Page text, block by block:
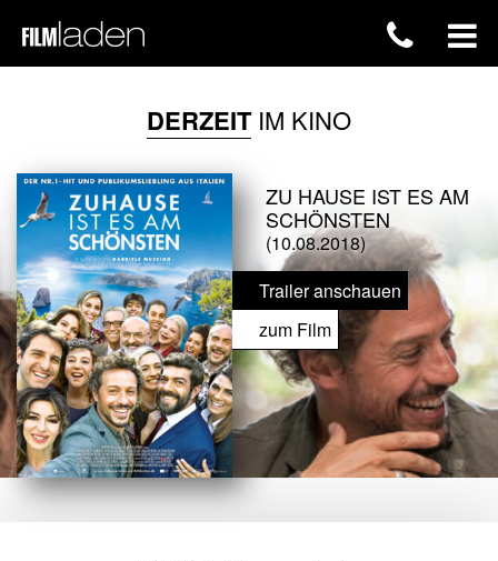
DERZEITIM KINO
ZU HAUSE IST ES AM
SCHÖNSTEN
(10.08.2018)
Trailer anschauen
zum Film